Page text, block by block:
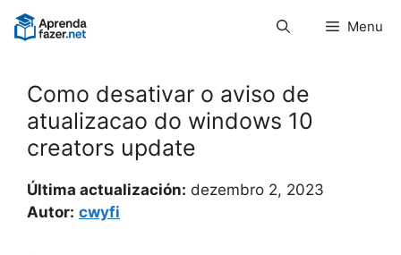
Pular
para
Menu
Como desativar o aviso de
atualizacao do windows 10
creators update
Última actualización: dezembro 2, 2023
Autor: cwyfi